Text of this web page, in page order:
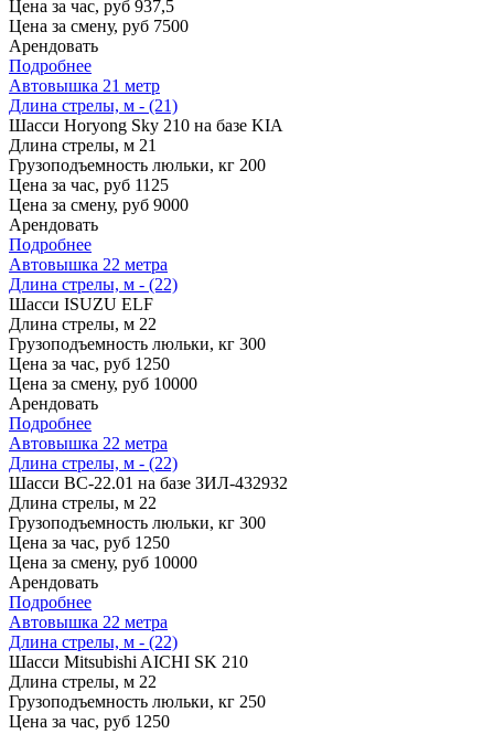
Цена за час, руб 937,5
Цена за смену, руб 7500
Арендовать
Подробнее
Автовышка 21 метр
Длина стрелы, м - (21)
Шасси Horyong Sky 210 на базе KIA
Длина стрелы, м 21
Грузоподъемность люльки, кг 200
Цена за час, руб 1125
Цена за смену, руб 9000
Арендовать
Подробнее
Автовышка 22 метра
Длина стрелы, м - (22)
Шасси ISUZU ELF
Длина стрелы, м 22
Грузоподъемность люльки, кг 300
Цена за час, руб 1250
Цена за смену, руб 10000
Арендовать
Подробнее
Автовышка 22 метра
Длина стрелы, м - (22)
Шасси ВС-22.01 на базе ЗИЛ-432932
Длина стрелы, м 22
Грузоподъемность люльки, кг 300
Цена за час, руб 1250
Цена за смену, руб 10000
Арендовать
Подробнее
Автовышка 22 метра
Длина стрелы, м - (22)
Шасси Mitsubishi AICHI SK 210
Длина стрелы, м 22
Грузоподъемность люльки, кг 250
Цена за час, руб 1250